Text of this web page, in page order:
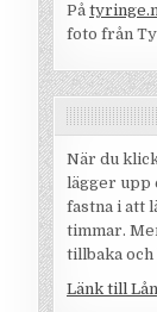
På
foto från
När du
lägger upp
fastna i att
timmar.
tillbaka
Länk till